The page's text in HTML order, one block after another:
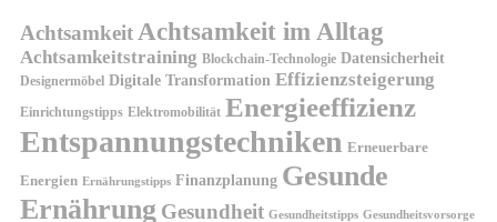
AchtsamkeitAchtsamkeit im Alltag
Achtsamkeitstraining Blockchain-Technologie Datensicherheit
Designermöbel Digitale Transformation Effizienzsteigerung
Einrichtungstipps Elektromobilität Energieeffizienz
Entspannungstechniken Erneuerbare
Energien Ernährungstipps Finanzplanung Gesunde
Ernährung Gesundheit Gesundheitstipps Gesundheitsvorsorge